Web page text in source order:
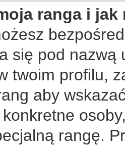
ranga i
się pod
twoim profilu,
aby
rangę.